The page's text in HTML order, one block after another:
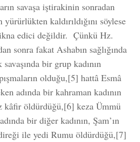
savaşa iştirakinin sonradan
kaldırıldığını söylese
edici değildir. Çünkü Hz.
sonra fakat Ashabın sağlığında
bir grup kadının
olduğu,[5] hattâ Esmâ
adında bir kahraman kadının
kâfir öldürdüğü,[6] keza Ümmü
bir diğer kadının, Şam’ın
direği ile yedi Rumu öldürdüğü,[7]